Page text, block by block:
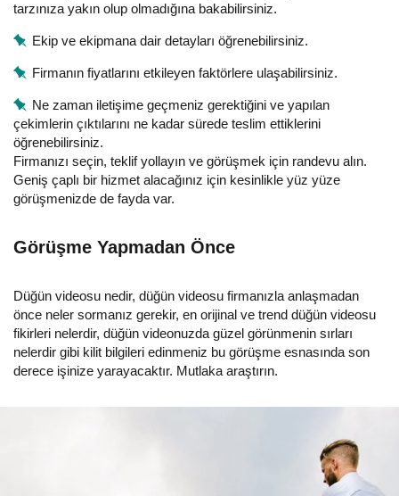
tarzınıza yakın olup olmadığına bakabilirsiniz.
Ekip ve ekipmana dair detayları öğrenebilirsiniz.
Firmanın fiyatlarını etkileyen faktörlere ulaşabilirsiniz.
Ne zaman iletişime geçmeniz gerektiğini ve yapılan
çekimlerin çıktılarını ne kadar sürede teslim ettiklerini
öğrenebilirsiniz.
Firmanızı seçin, teklif yollayın ve görüşmek için randevu alın.
Geniş çaplı bir hizmet alacağınız için kesinlikle yüz yüze
görüşmenizde de fayda var.
Görüşme Yapmadan Önce
Düğün videosu nedir, düğün videosu firmanızla anlaşmadan
önce neler sormanız gerekir, en orijinal ve trend düğün videosu
fikirleri nelerdir, düğün videonuzda güzel görünmenin sırları
nelerdir gibi kilit bilgileri edinmeniz bu görüşme esnasında son
derece işinize yarayacaktır. Mutlaka araştırın.